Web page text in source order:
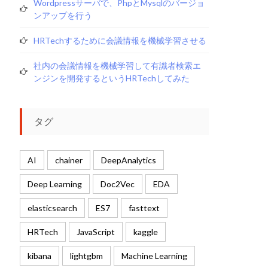
Wordpressサーバで、phpとmysqlのバージョ
ンアップを行う
HRTechするために会議情報を機械学習させる
社内の会議情報を機械学習して有識者検索エ
ンジンを開発するというHRTechしてみた
タグ
AI chainer DeepAnalytics
Deep Learning Doc2Vec EDA
elasticsearch ES7 fasttext
HRTech JavaScript kaggle
kibana lightgbm Machine Learning